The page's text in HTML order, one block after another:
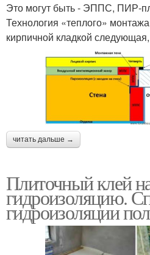
Это могут быть - ЭППС, ПИР-
Технология «теплого»
кирпичной кладкой
читать дальше →
Плиточный клей
гидроизоляцию.
гидроизоляции